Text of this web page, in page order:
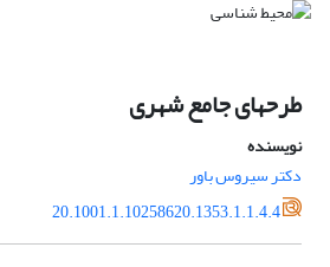
طرحهای جامع شهری
نویسنده
دکتر سیروس باور
20.1001.1.10258620.1353.1.1.4.4